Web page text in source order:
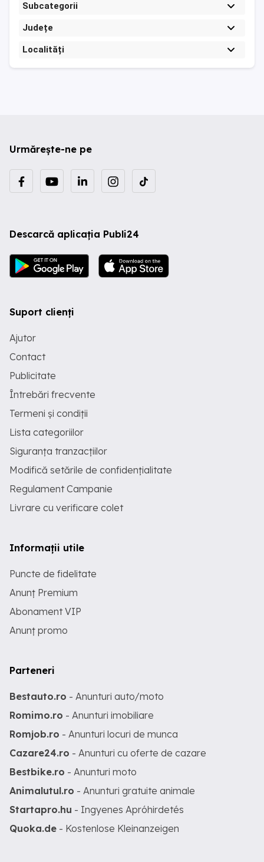
Subcategorii
Județe
Localități
Urmărește-ne pe
Descarcă aplicația Publi24
Suport clienți
Ajutor
Contact
Publicitate
Întrebări frecvente
Termeni și condiții
Lista categoriilor
Siguranța tranzacțiilor
Modifică setările de confidențialitate
Regulament Campanie
Livrare cu verificare colet
Informații utile
Puncte de fidelitate
Anunț Premium
Abonament VIP
Anunț promo
Parteneri
Bestauto.ro - Anunturi auto/moto
Romimo.ro - Anunturi imobiliare
Romjob.ro - Anunturi locuri de munca
Cazare24.ro - Anunturi cu oferte de cazare
Bestbike.ro - Anunturi moto
Animalutul.ro - Anunturi gratuite animale
Startapro.hu - Ingyenes Apróhirdetés
Quoka.de - Kostenlose Kleinanzeigen